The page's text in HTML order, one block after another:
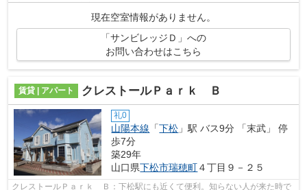
プのお部屋です。充実した毎日を送る...
現在空室情報がありません。
「サンビレッジＤ」への
お問い合わせはこちら
賃貸 | アパート クレストールＰａｒｋ Ｂ
礼0
山陽本線 「下松 」駅 バス9分 「末武」 停
歩7分
築29年
山口県下松市瑞穂町４丁目９－２５
クレストールＰａｒｋ Ｂ：下松駅にも近くて便利。知らない人が来た時で